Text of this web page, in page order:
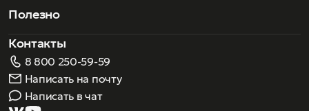
Полезно
Контакты
8 800 250-59-59
Написать на почту
Написать в чат